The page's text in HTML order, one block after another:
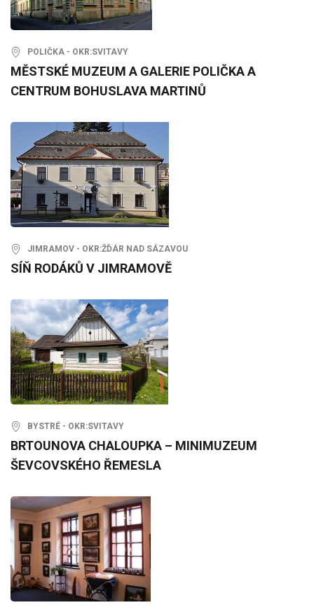
POLIČKA - OKR:SVITAVY
MĚSTSKÉ MUZEUM A GALERIE POLIČKA A
CENTRUM BOHUSLAVA MARTINŮ
JIMRAMOV - OKR:ŽĎÁR NAD SÁZAVOU
SÍŇ RODÁKŮ V JIMRAMOVĚ
BYSTRÉ - OKR:SVITAVY
BRTOUNOVA CHALOUPKA – MINIMUZEUM
ŠEVCOVSKÉHO ŘEMESLA